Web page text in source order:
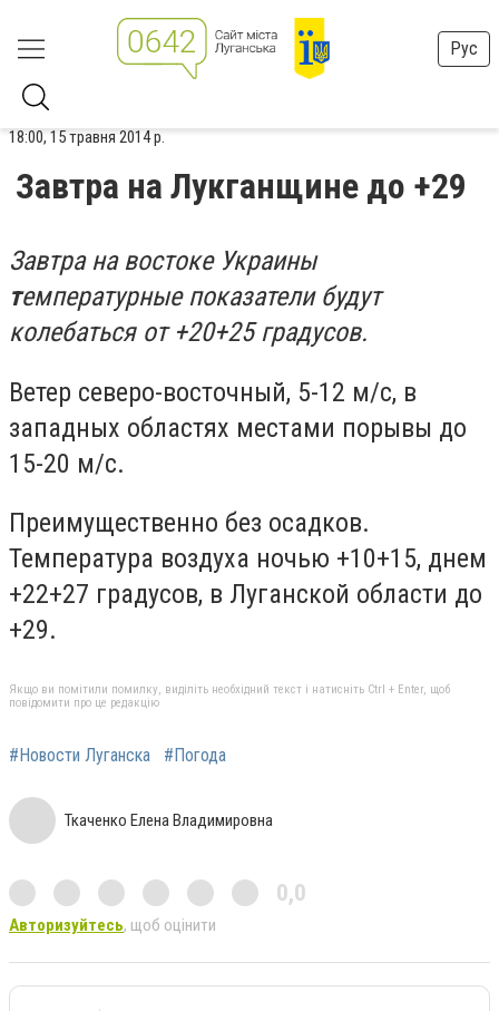
Рус
18:00, 15 травня 2014 р.
Завтра на Лукганщине до +29
Завтра на востоке Украины
температурные показатели будут
колебаться от +20+25 градусов.
Ветер северо-восточный, 5-12 м/с, в
западных областях местами порывы до
15-20 м/с.
Преимущественно без осадков.
Температура воздуха ночью +10+15, днем
+22+27 градусов, в Луганской области до
+29.
Якщо ви помітили помилку, виділіть необхідний текст і натисніть Ctrl + Enter, щоб
повідомити про це редакцію
#Новости Луганска #Погода
Ткаченко Елена Владимировна
0,0
Авторизуйтесь, щоб оцінити